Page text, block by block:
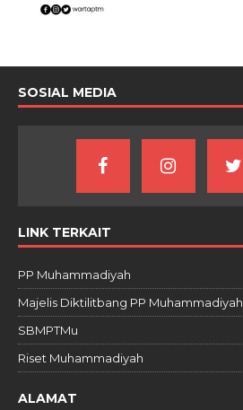
SOSIAL MEDIA
LINK TERKAIT
PP Muhammadiyah
Majelis Diktilitbang PP Muhammadiyah
SBMPTMu
Riset Muhammadiyah
ALAMAT